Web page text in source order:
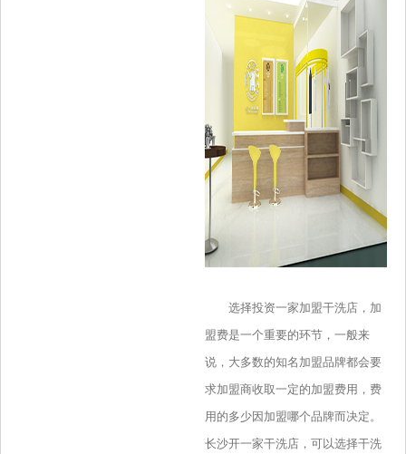
选择投资一家加盟干洗店，加
盟费是一个重要的环节，一般来
说，大多数的知名加盟品牌都会要
求加盟商收取一定的加盟费用，费
用的多少因加盟哪个品牌而决定。
长沙开一家干洗店，可以选择干洗